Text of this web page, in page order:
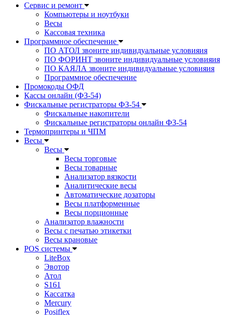
Сервис и ремонт
Компьютеры и ноутбуки
Весы
Кассовая техника
Программное обеспечение
ПО АТОЛ звоните индивидуальные условияия
ПО ФОРИНТ звоните индивидуальные условияия
ПО КАЯЛА звоните индивидуальные условияия
Программное обеспечение
Промокоды ОФД
Кассы онлайн (ФЗ-54)
Фискальные регистраторы ФЗ-54
Фискальные накопители
Фискальные регистраторы онлайн ФЗ-54
Термопринтеры и ЧПМ
Весы
Весы
Весы торговые
Весы товарные
Анализатор вязкости
Аналитические весы
Автоматические дозаторы
Весы платформенные
Весы порционные
Анализатор влажности
Весы с печатью этикетки
Весы крановые
POS системы
LiteBox
Эвотор
Атол
S161
Кассатка
Mercury
Posiflex